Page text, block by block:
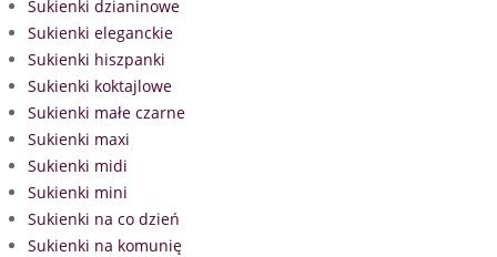
Sukienki dzianinowe
Sukienki eleganckie
Sukienki hiszpanki
Sukienki koktajlowe
Sukienki małe czarne
Sukienki maxi
Sukienki midi
Sukienki mini
Sukienki na co dzień
Sukienki na komunię